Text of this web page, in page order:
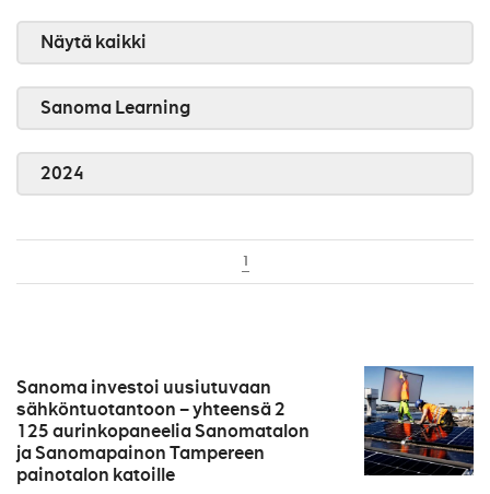
Näytä kaikki
Sanoma Learning
2024
1
Sanoma investoi uusiutuvaan
sähköntuotantoon – yhteensä 2
125 aurinkopaneelia Sanomatalon
ja Sanomapainon Tampereen
painotalon katoille